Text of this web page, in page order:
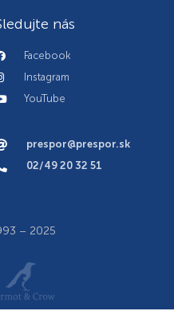
nás
Facebook
Instagram
YouTube
prespor@prespor.sk
02/49 20 32 51
– 2025